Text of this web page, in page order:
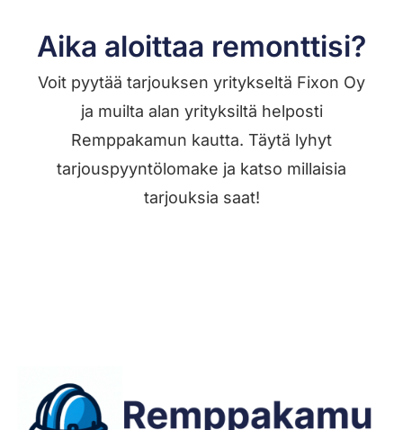
Aika aloittaa remonttisi?
Voit pyytää tarjouksen yritykseltä Fixon Oy
ja muilta alan yrityksiltä helposti
Remppakamun kautta. Täytä lyhyt
tarjouspyyntölomake ja katso millaisia
tarjouksia saat!